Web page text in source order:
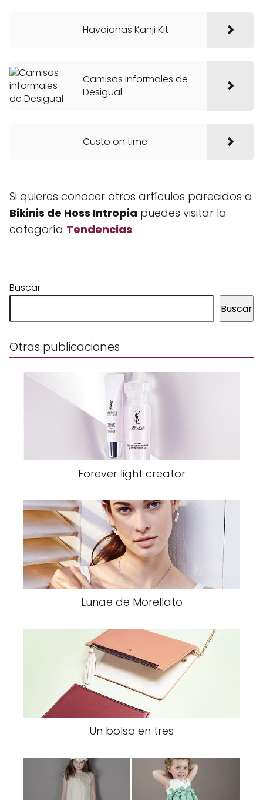
Havaianas Kanji Kit
Camisas informales de
Desigual
Custo on time
Si quieres conocer otros artículos parecidos a
Bikinis de Hoss Intropia puedes visitar la
categoría Tendencias.
Buscar
Buscar
Otras publicaciones
Forever light creator
Lunae de Morellato
Un bolso en tres